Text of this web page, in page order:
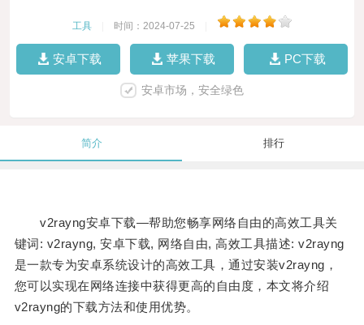
工具 时间：2024-07-25
安卓下载 苹果下载 PC下载
安卓市场，安全绿色
简介 排行
v2rayng安卓下载—帮助您畅享网络自由的高效工具关
键词: v2rayng, 安卓下载, 网络自由, 高效工具描述: v2rayng
是一款专为安卓系统设计的高效工具，通过安装v2rayng，
您可以实现在网络连接中获得更高的自由度，本文将介绍
v2rayng的下载方法和使用优势。